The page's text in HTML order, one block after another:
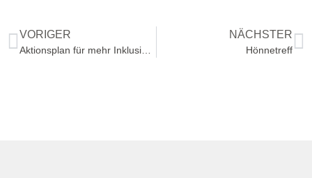
VORIGER
Aktionsplan für mehr Inklusion in Menden
NÄCHSTER
Hönnetreff